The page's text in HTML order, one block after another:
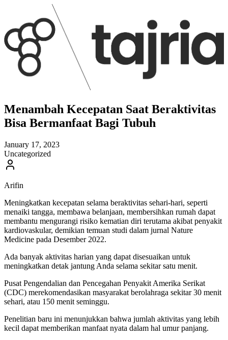
Menambah Kecepatan Saat Beraktivitas
Bisa Bermanfaat Bagi Tubuh
January 17, 2023
Uncategorized
Arifin
Meningkatkan kecepatan selama beraktivitas sehari-hari, seperti
menaiki tangga, membawa belanjaan, membersihkan rumah dapat
membantu mengurangi risiko kematian diri terutama akibat penyakit
kardiovaskular, demikian temuan studi dalam jurnal Nature
Medicine pada Desember 2022.
Ada banyak aktivitas harian yang dapat disesuaikan untuk
meningkatkan detak jantung Anda selama sekitar satu menit.
Pusat Pengendalian dan Pencegahan Penyakit Amerika Serikat
(CDC) merekomendasikan masyarakat berolahraga sekitar 30 menit
sehari, atau 150 menit seminggu.
Penelitian baru ini menunjukkan bahwa jumlah aktivitas yang lebih
kecil dapat memberikan manfaat nyata dalam hal umur panjang.